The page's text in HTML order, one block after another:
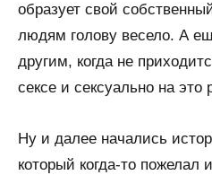
образует свой
людям голову весело. А
другим, когда не
сексе и сексуально на это
Ну и далее начались
который когда-то пожелал